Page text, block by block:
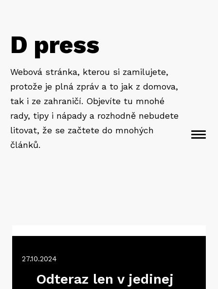
D press
Webová stránka, kterou si zamilujete,
protože je plná zpráv a to jak z domova,
tak i ze zahraničí. Objevíte tu mnohé
rady, tipy i nápady a rozhodně nebudete
litovat, že se začtete do mnohých
článků.
27.10.2024
Odteraz len v jedinej